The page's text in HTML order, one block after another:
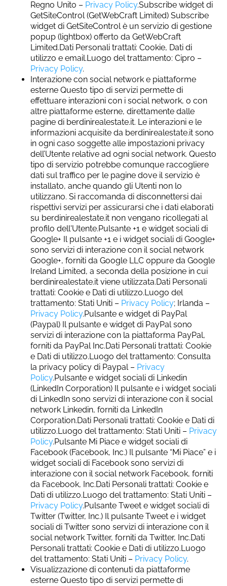
Regno Unito – Privacy Policy.Subscribe widget di
GetSiteControl (GetWebCraft Limited) Subscribe
widget di GetSiteControl è un servizio di gestione
popup (lightbox) offerto da GetWebCraft
Limited.Dati Personali trattati: Cookie, Dati di
utilizzo e email.Luogo del trattamento: Cipro –
Privacy Policy.
Interazione con social network e piattaforme
esterne Questo tipo di servizi permette di
effettuare interazioni con i social network, o con
altre piattaforme esterne, direttamente dalle
pagine di berdinirealestate.it. Le interazioni e le
informazioni acquisite da berdinirealestate.it sono
in ogni caso soggette alle impostazioni privacy
dell’Utente relative ad ogni social network. Questo
tipo di servizio potrebbe comunque raccogliere
dati sul traffico per le pagine dove il servizio è
installato, anche quando gli Utenti non lo
utilizzano. Si raccomanda di disconnettersi dai
rispettivi servizi per assicurarsi che i dati elaborati
su berdinirealestate.it non vengano ricollegati al
profilo dell'Utente.Pulsante +1 e widget sociali di
Google+ Il pulsante +1 e i widget sociali di Google+
sono servizi di interazione con il social network
Google+, forniti da Google LLC oppure da Google
Ireland Limited, a seconda della posizione in cui
berdinirealestate.it viene utilizzata.Dati Personali
trattati: Cookie e Dati di utilizzo.Luogo del
trattamento: Stati Uniti – Privacy Policy; Irlanda –
Privacy Policy.Pulsante e widget di PayPal
(Paypal) Il pulsante e widget di PayPal sono
servizi di interazione con la piattaforma PayPal,
forniti da PayPal Inc.Dati Personali trattati: Cookie
e Dati di utilizzo.Luogo del trattamento: Consulta
la privacy policy di Paypal – Privacy
Policy.Pulsante e widget sociali di Linkedin
(LinkedIn Corporation) Il pulsante e i widget sociali
di LinkedIn sono servizi di interazione con il social
network Linkedin, forniti da LinkedIn
Corporation.Dati Personali trattati: Cookie e Dati di
utilizzo.Luogo del trattamento: Stati Uniti – Privacy
Policy.Pulsante Mi Piace e widget sociali di
Facebook (Facebook, Inc.) Il pulsante “Mi Piace” e i
widget sociali di Facebook sono servizi di
interazione con il social network Facebook, forniti
da Facebook, Inc.Dati Personali trattati: Cookie e
Dati di utilizzo.Luogo del trattamento: Stati Uniti –
Privacy Policy.Pulsante Tweet e widget sociali di
Twitter (Twitter, Inc.) Il pulsante Tweet e i widget
sociali di Twitter sono servizi di interazione con il
social network Twitter, forniti da Twitter, Inc.Dati
Personali trattati: Cookie e Dati di utilizzo.Luogo
del trattamento: Stati Uniti – Privacy Policy.
Visualizzazione di contenuti da piattaforme
esterne Questo tipo di servizi permette di